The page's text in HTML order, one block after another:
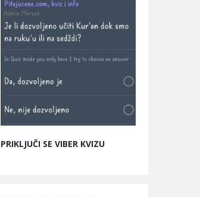
PRIKLJUČI SE VIBER KVIZU